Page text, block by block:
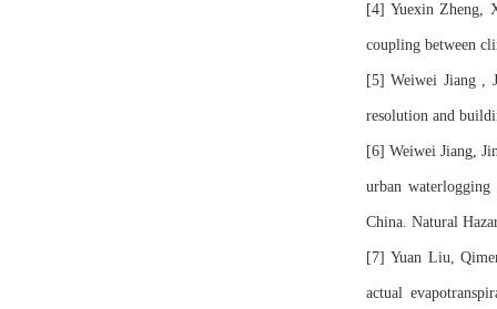
[4] Yuexin Zheng,
coupling between
[5] Weiwei Jiang ,
resolution and
[6] Weiwei Jiang,
urban
China. Natural
[7] Yuan Liu,
actual